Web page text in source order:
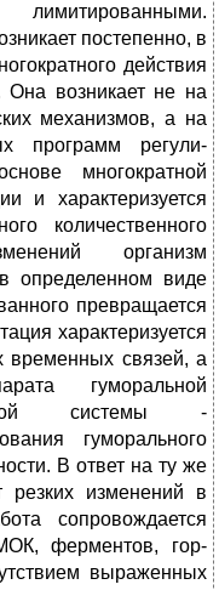
постепенно, в
действия
Она возникает не на
механизмов, а на
программ регули­
многократной
и характери­зуется
количественного
организм
опре­деленном виде
превращается
характеризуется
связей, а
гумо­ральной
системы -
гуморального
В ответ на ту же
резких изменений в
сопровождается
ферментов, гор­
выраженных